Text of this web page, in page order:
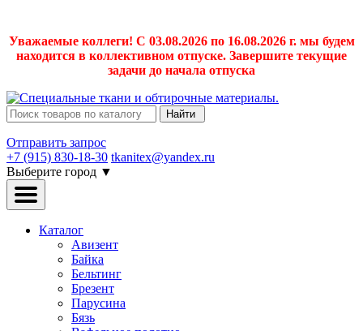
Уважаемые коллеги! С 03.08.2026 по 16.08.2026 г. мы будем
находится в коллективном отпуске. Завершите текущие
задачи до начала отпуска
Найти
Отправить запрос
+7 (915) 830-18-30 tkanitex@yandex.ru
Выберите город ▼
Каталог
Авизент
Байка
Бельтинг
Брезент
Парусина
Бязь